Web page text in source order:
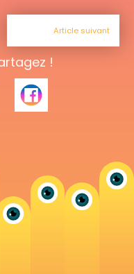
!
Article suivant